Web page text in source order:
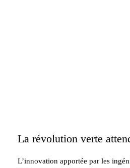
La révolution verte
L’innovation apportée par les